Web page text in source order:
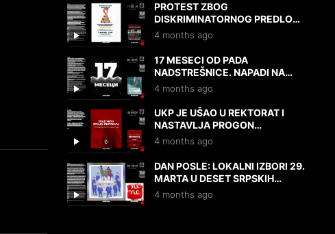
PROTEST ZBOG
DISKRIMINATORNOG PREDLOGA
ZAKONA RODITELJ-
NEGOVATELJ. NAPADI NA
UNIVERZITET. 2.4.2026.
4 months ago
17 MESECI OD PADA
NADSTREŠNICE. NAPADI NA
UNIVERZITET I NOVINARE.
LOKALNI IZBORI. 1.4.2026.
4 months ago
UKP JE UŠAO U REKTORAT I
NASTAVLJA PROGON
STUDENATA I REKTORA SVI KOD
REKTORATA U 19Č 31.3.2026.
4 months ago
DAN POSLE: LOKALNI IZBORI 29.
MARTA U DESET SRPSKIH
OPŠTINA. 30.3.2026.
4 months ago